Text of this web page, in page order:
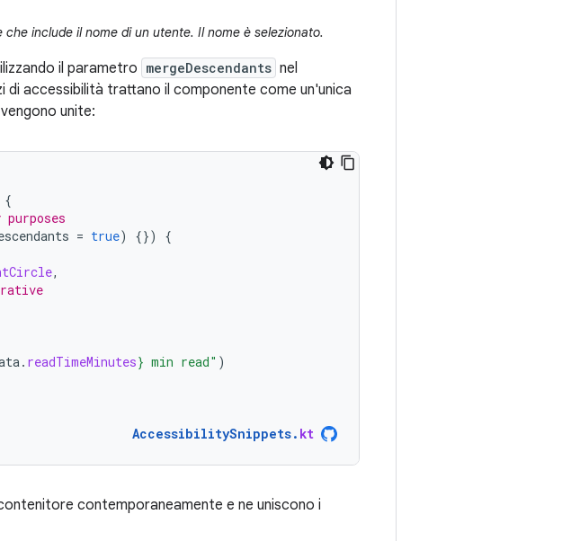
include il nome di un utente. Il nome è selezionato.
il parametro mergeDescendants nel
accessibilità trattano il componente come un'unica
unite:
{
= true) {})
{
,
. readTimeMinutes} min read" )
AccessibilitySnippets. kt
contemporaneamente e ne uniscono i